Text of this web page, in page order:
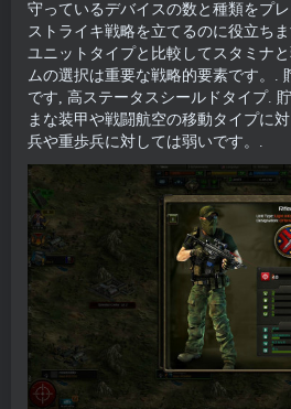
守っているデバイスの数と種類をプ
ストライキ戦略を立てるのに役立ち
ユニットタイプと比較してスタミナ
ムの選択は重要な戦略的要素です。.
です, 高ステータスシールドタイプ.
まな装甲や戦闘航空の移動タイプに
兵や重歩兵に対しては弱いです。.